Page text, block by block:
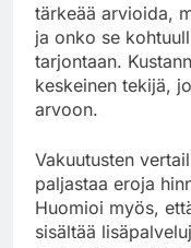
tärkeää arvioida,
ja onko se
tarjontaan.
keskeinen tekijä,
arvoon.
Vakuutusten
paljastaa eroja
Huomioi myös,
sisältää